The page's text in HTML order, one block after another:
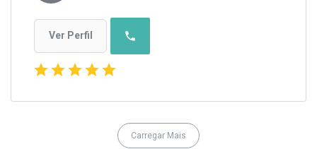
Ver Perfil phone
starstarstarstarstar
Carregar Mais